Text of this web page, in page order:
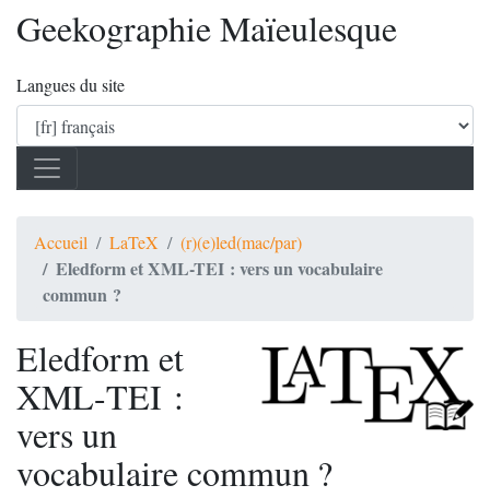
Geekographie Maïeulesque
Langues du site
Accueil LaTeX (r)(e)led(mac/par)
Eledform et XML-TEI : vers un vocabulaire
commun ?
Eledform et
XML-TEI :
vers un
vocabulaire commun ?